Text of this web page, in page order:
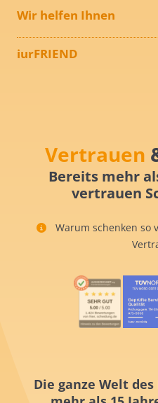
Wir helfen Ihnen
iurFRIEND
Vertrauen
Bereits mehr
vertrauen
Warum schenken so
Die ganze Welt